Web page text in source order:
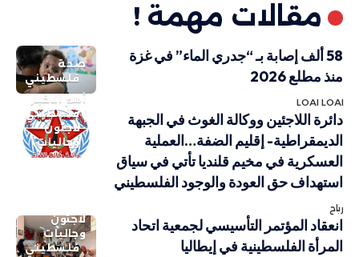
مقالات مهمة !
صحة
فلسطيني
58 ألف إصابة بـ “جدري الماء” في غزة
منذ مطلع 2026
LOAI LOAI
أهم الاخبار
فلسطيني
لاجئون
وجاليات
دائرة اللاجئين ووكالة الغوث في الجبهة
الديمقراطية- إقليم الضفة…العملية
العسكرية في مخيم قلنديا تأتي في سياق
استهداف حق العودة والوجود الفلسطيني
رباح
لاجئون
وجاليات
فلسطيني
انعقاد المؤتمر التأسيسي لجمعية اتحاد
المرأة الفلسطينية في إيطاليا